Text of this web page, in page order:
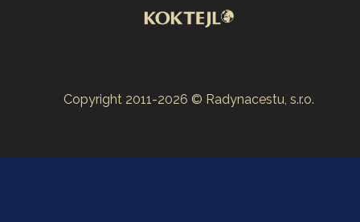
Copyright 2011-2026 © Radynacestu, s.r.o.